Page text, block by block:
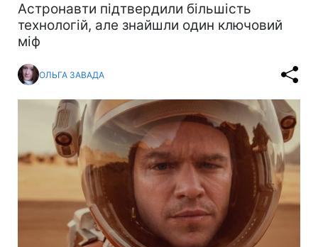
Астронавти підтвердили більшість
технологій, але знайшли один ключовий
міф
ОЛЬГА ЗАВАДА